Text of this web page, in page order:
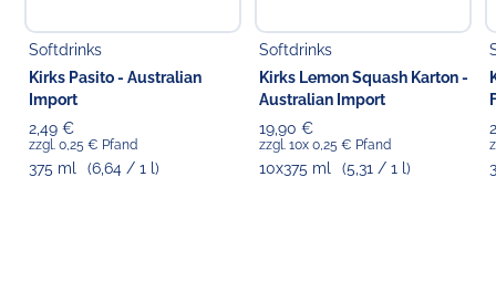
22769 Hamburg
Softdrinks
Kirks Pasito - Australian
Import
2,49 €
zzgl. 0,25 € Pfand
375 ml (6,64 / 1 l)
Softdrinks
Kirks Lemon Squash Karton -
Australian Import
19,90 €
zzgl. 10x 0,25 € Pfand
10x375 ml (5,31 / 1 l)